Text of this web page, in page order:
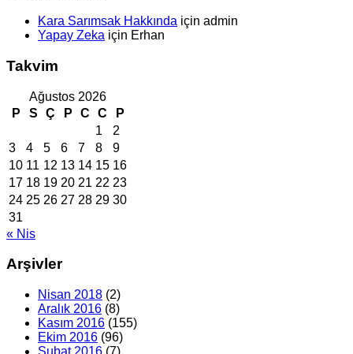
Kara Sarımsak Hakkında için admin
Yapay Zeka için Erhan
Takvim
Ağustos 2026
P
S Ç P C C
P
1
2
3
4 5 6 7 8
9
10 11 12 13 14 15 16
17 18 19 20 21 22 23
24 25 26 27 28 29 30
31
« Nis
Arşivler
Nisan 2018 (2)
Aralık 2016 (8)
Kasım 2016 (155)
Ekim 2016 (96)
Şubat 2016 (7)